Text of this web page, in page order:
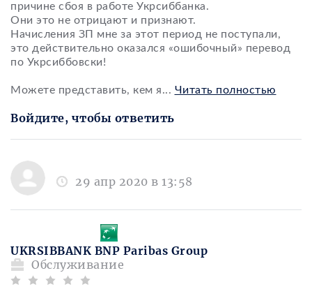
причине сбоя в работе Укрсиббанка.
Они это не отрицают и признают.
Начисления ЗП мне за этот период не поступали,
это действительно оказался «ошибочный» перевод
по Укрсиббовски!
Можете представить, кем я... Читать полностью
Войдите, чтобы ответить
29 апр 2020 в 13:58
Обслуживание
UKRSIBBANK BNP Paribas Group